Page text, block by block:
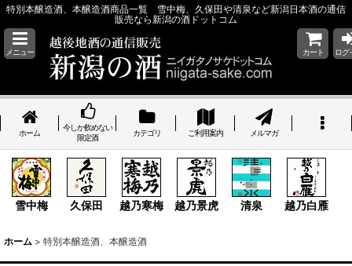
特別本醸造酒、本醸造酒商品一覧 雪中梅、久保田や清泉など新潟日本酒の通信
販売なら新潟の酒ドットコム
メニュー カート ログ
ホーム
今しか飲めない
限定酒
カテゴリ ご利用案内 メルマガ
雪中梅 久保田 越乃寒梅 越乃景虎 清泉 越乃白雁
ホーム > 特別本醸造酒、本醸造酒